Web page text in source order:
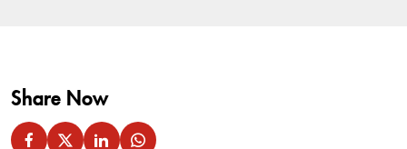
Share Now